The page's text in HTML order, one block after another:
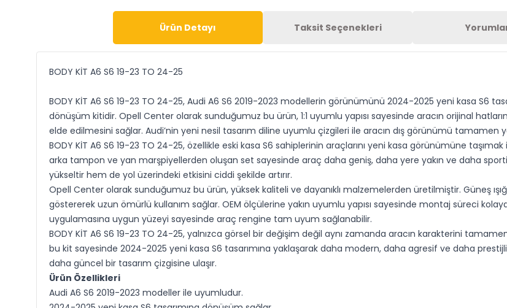
Ürün Detayı Taksit Seçenekleri
BODY KİT A6 S6 19-23 TO 24-25
BODY KİT A6 S6 19-23 TO 24-25, Audi A6 S6 2019-2023 modellerin görünümünü 2024-2025 yeni kasa S6
dönüşüm kitidir. Opell Center olarak sunduğumuz bu ürün, 1:1 uyumlu yapısı sayesinde aracın orijinal
elde edilmesini sağlar. Audi’nin yeni nesil tasarım diline uyumlu çizgileri ile aracın dış görünümü tamamen
BODY KİT A6 S6 19-23 TO 24-25, özellikle eski kasa S6 sahiplerinin araçlarını yeni kasa görünümüne
arka tampon ve yan marşpiyellerden oluşan set sayesinde araç daha geniş, daha yere yakın ve daha
yükseltir hem de yol üzerindeki etkisini ciddi şekilde artırır.
Opell Center olarak sunduğumuz bu ürün, yüksek kaliteli ve dayanıklı malzemelerden üretilmiştir. Güneş
göstererek uzun ömürlü kullanım sağlar. OEM ölçülerine yakın uyumlu yapısı sayesinde montaj süreci
uygulamasına uygun yüzeyi sayesinde araç rengine tam uyum sağlanabilir.
BODY KİT A6 S6 19-23 TO 24-25, yalnızca görsel bir değişim değil aynı zamanda aracın karakterini
bu kit sayesinde 2024-2025 yeni kasa S6 tasarımına yaklaşarak daha modern, daha agresif ve daha
daha güncel bir tasarım çizgisine ulaşır.
Ürün Özellikleri
Audi A6 S6 2019-2023 modeller ile uyumludur.